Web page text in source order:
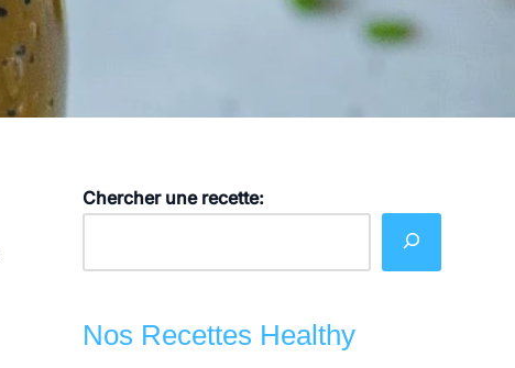
Chercher une recette:
Nos Recettes Healthy